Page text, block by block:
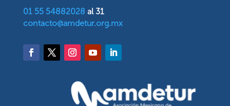
01 55 54882028 al 31
contacto@amdetur.org.mx